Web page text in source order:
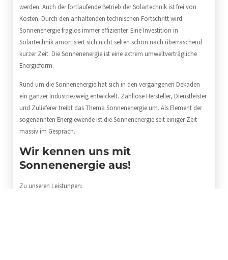
werden. Auch der fortlaufende Betrieb der Solartechnik ist frei von
Kosten. Durch den anhaltenden technischen Fortschritt wird
Sonnenenergie fraglos immer effizienter. Eine Investition in
Solartechnik amortisiert sich nicht selten schon nach überraschend
kurzer Zeit. Die Sonnenenergie ist eine extrem umweltverträgliche
Energieform.
Rund um die Sonnenenergie hat sich in den vergangenen Dekaden
ein ganzer Industriezweig entwickelt. Zahllose Hersteller, Dienstleister
und Zulieferer treibt das Thema Sonnenenergie um. Als Element der
sogenannten Energiewende ist die Sonnenenergie seit einiger Zeit
massiv im Gespräch.
Wir kennen uns mit
Sonnenenergie aus!
Zu unseren Leistungen: